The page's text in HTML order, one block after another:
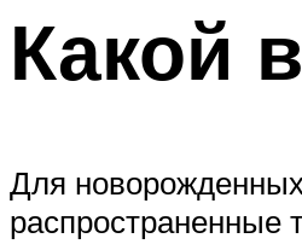
Какой
Для
распространенные